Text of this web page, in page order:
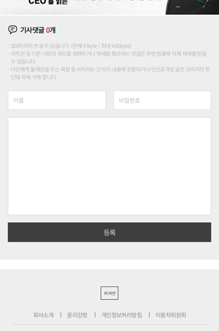
기사댓글0개
200자까지 쓰실 수 있습니다. (현재 0 byte / 최대 400byte)
저작권 등 다른 사람의 권리를 침해하거나 명예를 훼손하는 댓글은 관련 법률에 의해 제재를 받을
수 있습니다.
타인에게 불쾌감을 주는 욕설 등 비하하는 단어가 내용에 포함되거나 인신공격성 글은 관리자의 판
단에 의해 삭제 합니다.
PC버전
회사소개 윤리강령 개인정보처리방침 이용자위원회